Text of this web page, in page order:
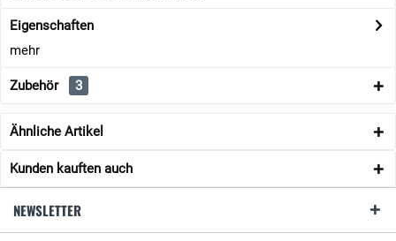
Eigenschaften
mehr
Zubehör 3
Ähnliche Artikel
Kunden kauften auch
NEWSLETTER